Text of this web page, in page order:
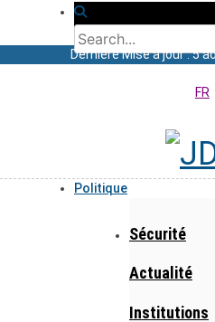
Dernière Mise à jour : 5
FR
Politique
Sécurité
Actualité
Institutions